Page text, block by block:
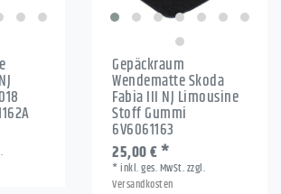
Gepäckraum
Wendematte Skoda
Fabia III NJ Limousine
Stoff Gummi
6V6061163
25,00 € *
*inkl. ges. MwSt.zzgl.
Versandkosten